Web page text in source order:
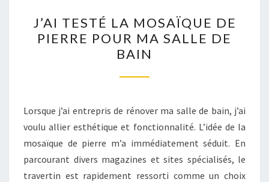
TESTÉ
LA
MOSAÏQUE
DE
POUR
MA
SALLE
DE
BAIN
J’AI TESTÉ LA MOSAÏQUE DE
PIERRE POUR MA SALLE DE
BAIN
Lorsque j’ai entrepris de rénover ma salle de bain, j’ai
voulu allier esthétique et fonctionnalité. L’idée de la
mosaïque de pierre m’a immédiatement séduit. En
parcourant divers magazines et sites spécialisés, le
travertin est rapidement ressorti comme un choix